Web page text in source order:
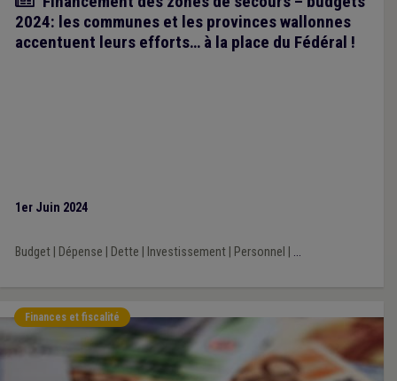
2024: les communes et les provinces wallonnes
accentuent leurs efforts… à la place du Fédéral !
1er Juin 2024
Budget| Dépense Dette Investissement| Personnel ...
Finances et fiscalité